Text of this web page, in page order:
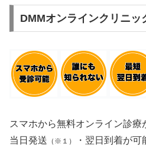
DMMオンラインクリニッ
スマホから無料オンライン診
当日発送 （※１）
・翌日到着が